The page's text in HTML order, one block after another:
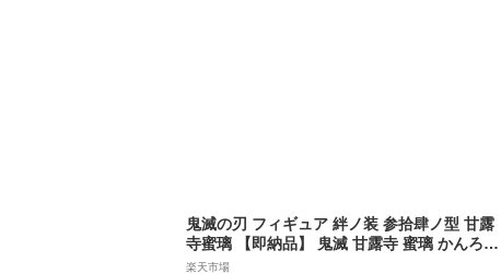
鬼滅の刃 フィギュア 絆ノ装 参拾肆ノ型 甘露
寺蜜璃 【即納品】 鬼滅 甘露寺 蜜璃 かんろじ
みつり きめつのやいば プライズ バンプレス
楽天市場